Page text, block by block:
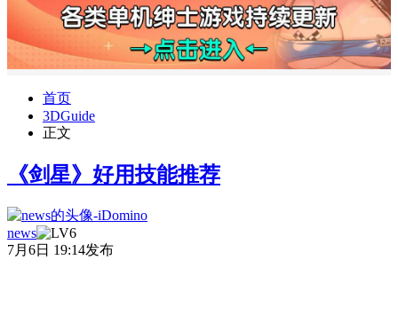
首页
3DGuide
正文
《剑星》好用技能推荐
news
7月6日 19:14发布